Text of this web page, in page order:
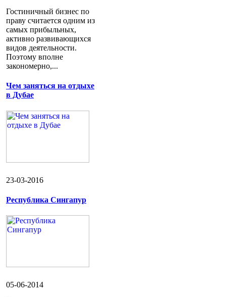
Гостиничный бизнес по
праву считается одним из
самых прибыльных,
активно развивающихся
видов деятельности.
Поэтому вполне
закономерно,...
Чем заняться на отдыхе
в Дубае
23-03-2016
Республика Сингапур
05-06-2014